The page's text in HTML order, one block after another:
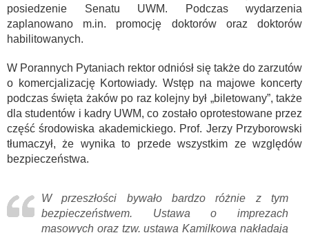
posiedzenie Senatu UWM. Podczas wydarzenia
zaplanowano m.in. promocję doktorów oraz doktorów
habilitowanych.
W Porannych Pytaniach rektor odniósł się także do zarzutów
o komercjalizację Kortowiady. Wstęp na majowe koncerty
podczas święta żaków po raz kolejny był „biletowany”, także
dla studentów i kadry UWM, co zostało oprotestowane przez
część środowiska akademickiego. Prof. Jerzy Przyborowski
tłumaczył, że wynika to przede wszystkim ze względów
bezpieczeństwa.
W przeszłości bywało bardzo różnie z tym
bezpieczeństwem. Ustawa o imprezach
masowych oraz tzw. ustawa Kamilkowa nakładają